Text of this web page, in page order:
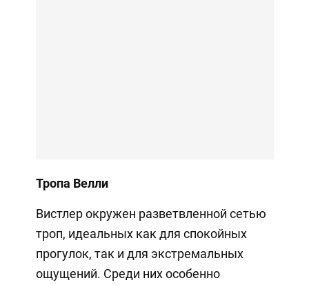
Тропа Велли
Вистлер окружен разветвленной сетью
троп, идеальных как для спокойных
прогулок, так и для экстремальных
ощущений. Среди них особенно